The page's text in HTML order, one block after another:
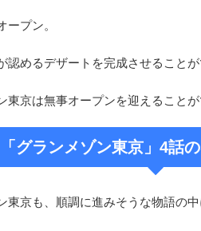
プン。
認めるデザートを完成させることが
東京は無事オープンを迎えること
「グランメゾン東京」4話
東京も、順調に進みそうな物語の中